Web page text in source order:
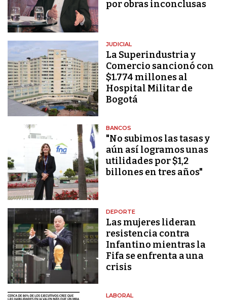
por obras inconclusas
JUDICIAL
La Superindustria y
Comercio sancionó con
$1.774 millones al
Hospital Militar de
Bogotá
BANCOS
"No subimos las tasas y
aún así logramos unas
utilidades por $1,2
billones en tres años"
DEPORTE
Las mujeres lideran
resistencia contra
Infantino mientras la
Fifa se enfrenta a una
crisis
LABORAL